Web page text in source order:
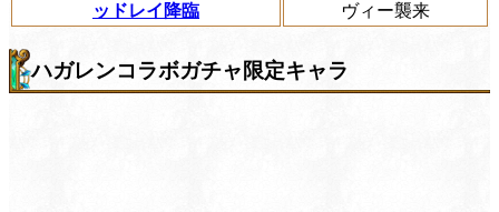
ッドレイ降臨
ヴィー襲来
ハガレンコラボガチャ限定キャラ